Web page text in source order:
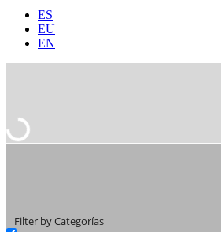
ES
EU
EN
Filter by Categorías